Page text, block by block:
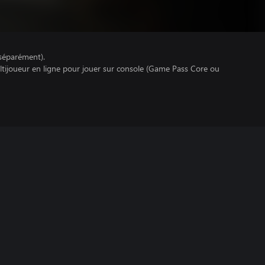
en ligne pour jouer sur console (Game Pass Core ou